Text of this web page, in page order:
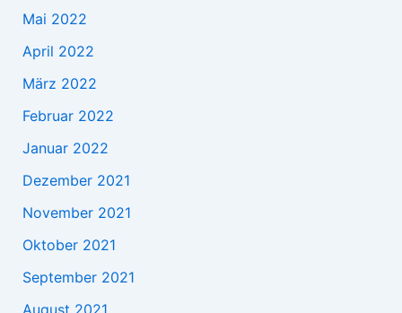
Mai 2022
April 2022
März 2022
Februar 2022
Januar 2022
Dezember 2021
November 2021
Oktober 2021
September 2021
August 2021